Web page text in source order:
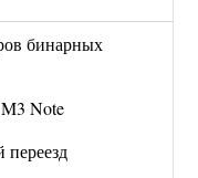
бинарных
Note